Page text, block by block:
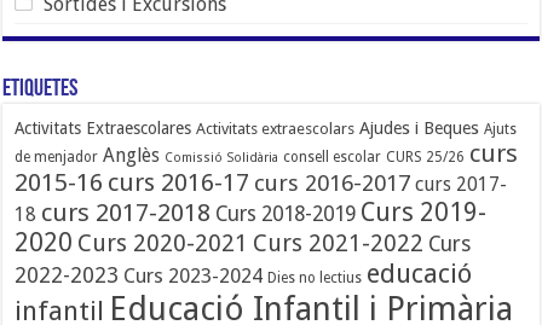
Etiquetes
Activitats Extraescolares Activitats extraescolars Ajudes i Beques Ajuts
de menjador Anglès Comissió Solidària consell escolar CURS 25/26 curs
2015-16 curs 2016-17 curs 2016-2017 curs 2017-
18 curs 2017-2018 Curs 2018-2019 Curs 2019-
2020 Curs 2020-2021 Curs 2021-2022 Curs
2022-2023 Curs 2023-2024 Dies no lectius educació
infantil Educació Infantil i Primària